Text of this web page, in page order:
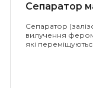
Сепаратор
Сепаратор
вилучення
які